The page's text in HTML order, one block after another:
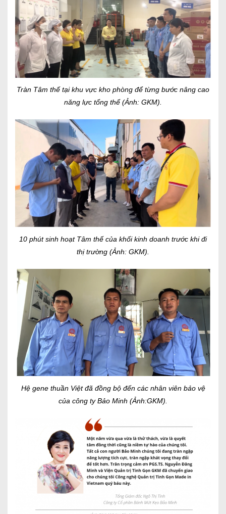
Tràn Tâm thế tại khu vực kho phòng để từng bước nâng cao
năng lực tổng thể (Ảnh: GKM).
10 phút sinh hoạt Tâm thế của khối kinh doanh trước khi đi
thị trường (Ảnh: GKM).
Hệ gene thuần Việt đã đồng bộ đến các nhân viên bảo vệ
của công ty Bảo Minh (Ảnh:GKM).